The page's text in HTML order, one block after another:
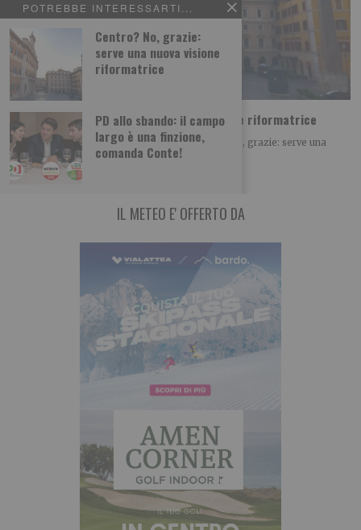
POTREBBE INTERESSARTI...
Centro? No, grazie:
serve una nuova visione
riformatrice
PD allo sbando: il campo
largo è una finzione,
comanda Conte!
Centro? No, grazie: serve una nuova visione riformatrice
POLITICA Leggi l’articolo su L’identità: Centro? No, grazie: serve una
nuova visione riformatrice Leggi qui le
IL METEO E' OFFERTO DA